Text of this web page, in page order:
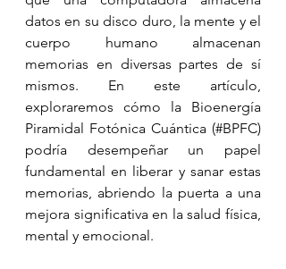
datos en su disco duro, la mente y el
cuerpo humano almacenan
memorias en diversas partes de sí
mismos. En este artículo,
exploraremos cómo la Bioenergía
Piramidal Fotónica Cuántica (#BPFC)
podría desempeñar un papel
fundamental en liberar y sanar estas
memorias, abriendo la puerta a una
mejora significativa en la salud física,
mental y emocional.